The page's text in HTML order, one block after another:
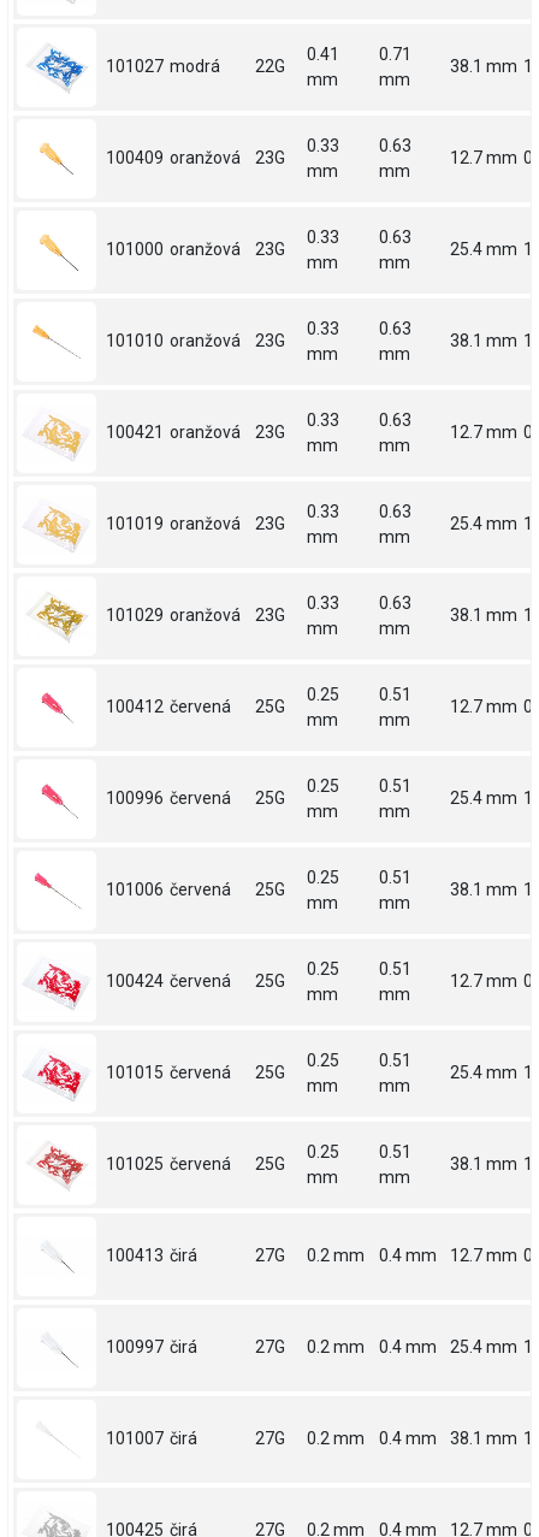
101027 modrá 22G
0.41
mm
0.71
mm
38.1 mm
100409 oranžová 23G
0.33
mm
0.63
mm
12.7 mm
101000 oranžová 23G
0.33
mm
0.63
mm
25.4 mm 1
101010 oranžová 23G
0.33
mm
0.63
mm
38.1 mm
100421 oranžová 23G
0.33
mm
0.63
mm
12.7 mm
101019 oranžová 23G
0.33
mm
0.63
mm
25.4 mm 1
101029 oranžová 23G
0.33
mm
0.63
mm
38.1 mm
100412 červená 25G
0.25
mm
0.51
mm
12.7 mm
100996 červená 25G
0.25
mm
0.51
mm
25.4 mm 1
101006 červená 25G
0.25
mm
0.51
mm
38.1 mm
100424 červená 25G
0.25
mm
0.51
mm
12.7 mm
101015 červená 25G
0.25
mm
0.51
mm
25.4 mm 1
101025 červená 25G
0.25
mm
0.51
mm
38.1 mm
100413 čirá 27G 0.2 mm 0.4 mm 12.7 mm
100997 čirá 27G 0.2 mm 0.4 mm 25.4 mm 1
101007 čirá 27G 0.2 mm 0.4 mm 38.1 mm
100425 čirá 27G 0.2 mm 0.4 mm 12.7 mm